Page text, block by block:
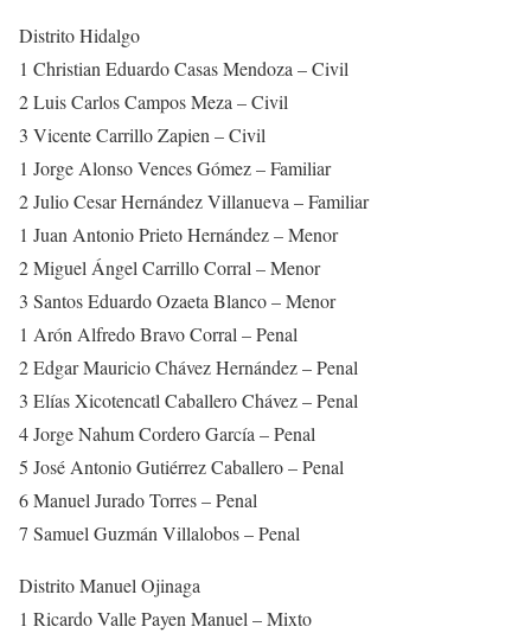
Distrito Hidalgo
1 Christian Eduardo Casas Mendoza – Civil
2 Luis Carlos Campos Meza – Civil
3 Vicente Carrillo Zapien – Civil
1 Jorge Alonso Vences Gómez – Familiar
2 Julio Cesar Hernández Villanueva – Familiar
1 Juan Antonio Prieto Hernández – Menor
2 Miguel Ángel Carrillo Corral – Menor
3 Santos Eduardo Ozaeta Blanco – Menor
1 Arón Alfredo Bravo Corral – Penal
2 Edgar Mauricio Chávez Hernández – Penal
3 Elías Xicotencatl Caballero Chávez – Penal
4 Jorge Nahum Cordero García – Penal
5 José Antonio Gutiérrez Caballero – Penal
6 Manuel Jurado Torres – Penal
7 Samuel Guzmán Villalobos – Penal
Distrito Manuel Ojinaga
1 Ricardo Valle Payen Manuel – Mixto